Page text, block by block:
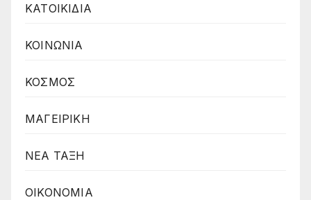
ΚΑΤΟΙΚΙΔΙΑ
ΚΟΙΝΩΝΙΑ
ΚΟΣΜΟΣ
ΜΑΓΕΙΡΙΚΗ
ΝΕΑ ΤΑΞΗ
ΟΙΚΟΝΟΜΙΑ